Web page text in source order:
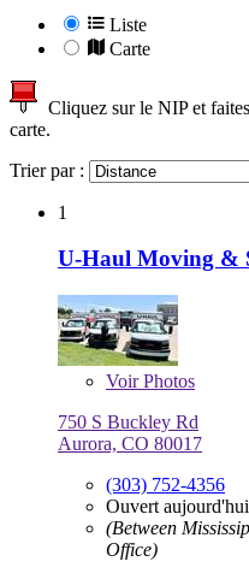
Liste
Carte
Cliquez sur le NIP et
carte.
Trier par :
1
U-Haul Moving &
VoirPhotos
750 S Buckley Rd
Aurora, CO 80017
(303) 752-4356
Ouvert
(Between
Office)